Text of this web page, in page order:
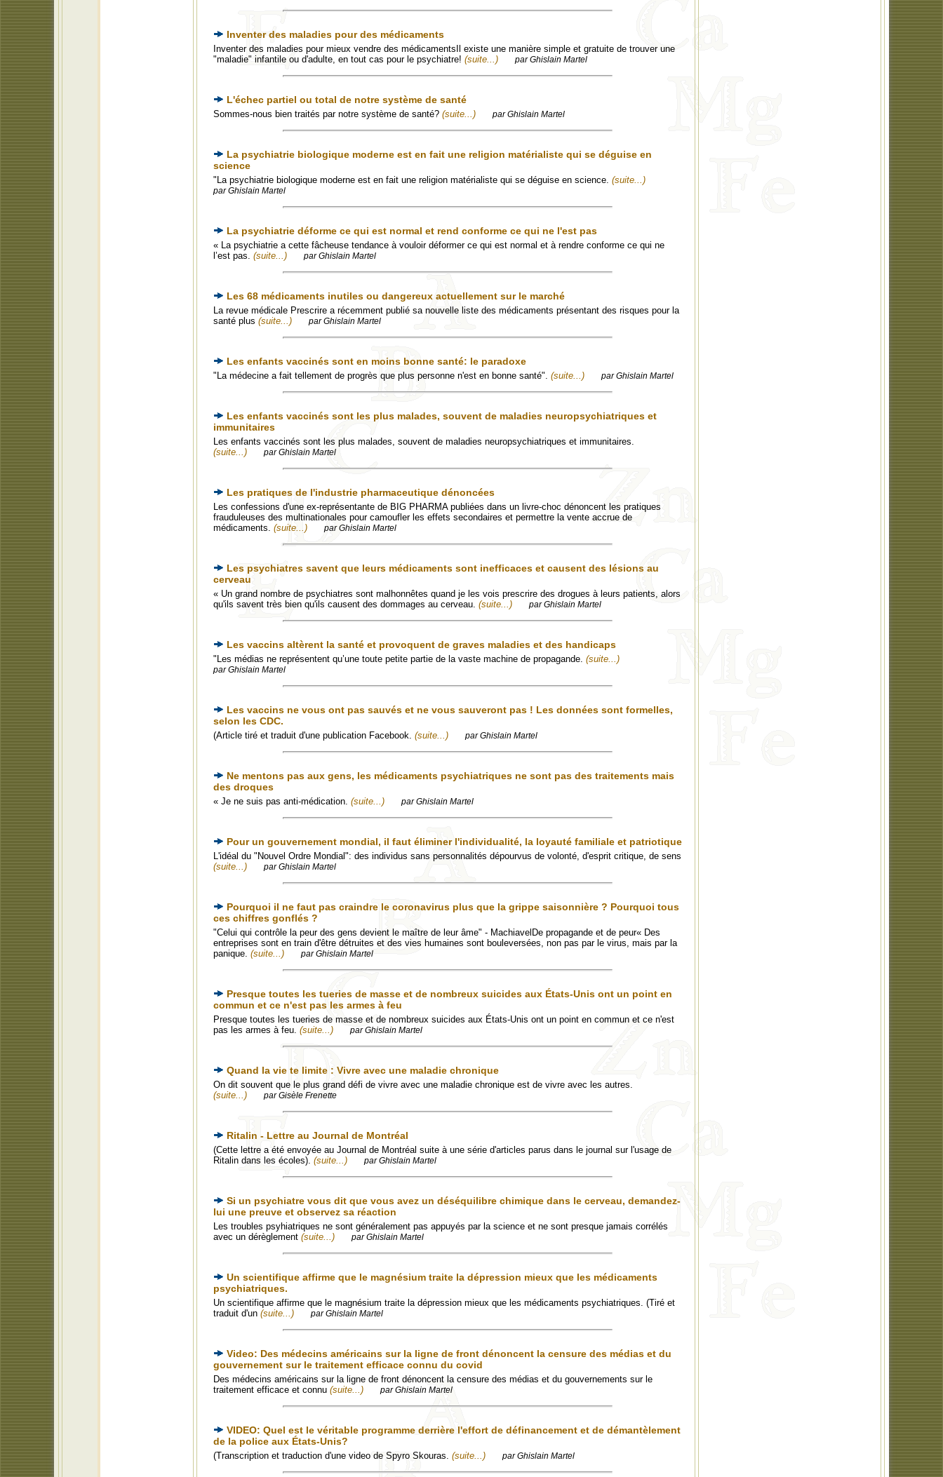
Inventer des maladies pour des médicaments
Inventer des maladies pour mieux vendre des médicamentsIl existe une manière simple et gratuite de trouver une
"maladie" infantile ou d'adulte, en tout cas pour le psychiatre! (suite...) par Ghislain Martel
L'échec partiel ou total de notre système de santé
Sommes-nous bien traités par notre système de santé? (suite...) par Ghislain Martel
La psychiatrie biologique moderne est en fait une religion matérialiste qui se déguise en
science
"La psychiatrie biologique moderne est en fait une religion matérialiste qui se déguise en science. (suite...)
par Ghislain Martel
La psychiatrie déforme ce qui est normal et rend conforme ce qui ne l'est pas
« La psychiatrie a cette fâcheuse tendance à vouloir déformer ce qui est normal et à rendre conforme ce qui ne
l’est pas. (suite...) par Ghislain Martel
Les 68 médicaments inutiles ou dangereux actuellement sur le marché
La revue médicale Prescrire a récemment publié sa nouvelle liste des médicaments présentant des risques pour la
santé plus (suite...) par Ghislain Martel
Les enfants vaccinés sont en moins bonne santé: le paradoxe
"La médecine a fait tellement de progrès que plus personne n'est en bonne santé". (suite...) par Ghislain Martel
Les enfants vaccinés sont les plus malades, souvent de maladies neuropsychiatriques et
immunitaires
Les enfants vaccinés sont les plus malades, souvent de maladies neuropsychiatriques et immunitaires.
(suite...)
par Ghislain Martel
Les pratiques de l'industrie pharmaceutique dénoncées
Les confessions d'une ex-représentante de BIG PHARMA publiées dans un livre-choc dénoncent les pratiques
frauduleuses des multinationales pour camoufler les effets secondaires et permettre la vente accrue de
médicaments. (suite...) par Ghislain Martel
Les psychiatres savent que leurs médicaments sont inefficaces et causent des lésions au
cerveau
« Un grand nombre de psychiatres sont malhonnêtes quand je les vois prescrire des drogues à leurs patients, alors
qu'ils savent très bien qu'ils causent des dommages au cerveau. (suite...) par Ghislain Martel
Les vaccins altèrent la santé et provoquent de graves maladies et des handicaps
"Les médias ne représentent qu’une toute petite partie de la vaste machine de propagande. (suite...)
par Ghislain Martel
Les vaccins ne vous ont pas sauvés et ne vous sauveront pas ! Les données sont formelles,
selon les CDC.
(Article tiré et traduit d'une publication Facebook. (suite...) par Ghislain Martel
Ne mentons pas aux gens, les médicaments psychiatriques ne sont pas des traitements mais
des droques
« Je ne suis pas anti-médication. (suite...) par Ghislain Martel
Pour un gouvernement mondial, il faut éliminer l'individualité, la loyauté familiale et patriotique
L'idéal du "Nouvel Ordre Mondial": des individus sans personnalités dépourvus de volonté, d'esprit critique, de sens
(suite...)
par Ghislain Martel
Pourquoi il ne faut pas craindre le coronavirus plus que la grippe saisonnière ? Pourquoi tous
ces chiffres gonflés ?
"Celui qui contrôle la peur des gens devient le maître de leur âme" - MachiavelDe propagande et de peur« Des
entreprises sont en train d'être détruites et des vies humaines sont bouleversées, non pas par le virus, mais par la
panique. (suite...) par Ghislain Martel
Presque toutes les tueries de masse et de nombreux suicides aux États-Unis ont un point en
commun et ce n'est pas les armes à feu
Presque toutes les tueries de masse et de nombreux suicides aux États-Unis ont un point en commun et ce n'est
pas les armes à feu. (suite...) par Ghislain Martel
Quand la vie te limite : Vivre avec une maladie chronique
On dit souvent que le plus grand défi de vivre avec une maladie chronique est de vivre avec les autres.
(suite...)
par Gisèle Frenette
Ritalin - Lettre au Journal de Montréal
(Cette lettre a été envoyée au Journal de Montréal suite à une série d'articles parus dans le journal sur l'usage de
Ritalin dans les écoles). (suite...) par Ghislain Martel
Si un psychiatre vous dit que vous avez un déséquilibre chimique dans le cerveau, demandez-
lui une preuve et observez sa réaction
Les troubles psyhiatriques ne sont généralement pas appuyés par la science et ne sont presque jamais corrélés
avec un dérèglement (suite...) par Ghislain Martel
Un scientifique affirme que le magnésium traite la dépression mieux que les médicaments
psychiatriques.
Un scientifique affirme que le magnésium traite la dépression mieux que les médicaments psychiatriques. (Tiré et
traduit d'un (suite...) par Ghislain Martel
Video: Des médecins américains sur la ligne de front dénoncent la censure des médias et du
gouvernement sur le traitement efficace connu du covid
Des médecins américains sur la ligne de front dénoncent la censure des médias et du gouvernements sur le
traitement efficace et connu (suite...) par Ghislain Martel
VIDEO: Quel est le véritable programme derrière l'effort de définancement et de démantèlement
de la police aux États-Unis?
(Transcription et traduction d'une video de Spyro Skouras. (suite...) par Ghislain Martel